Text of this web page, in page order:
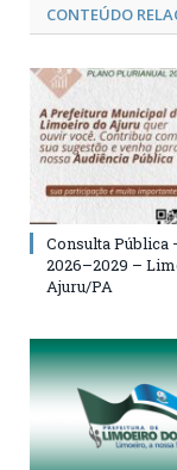
CONTEÚDO
Consulta Pública
2026–2029 –
Ajuru/PA